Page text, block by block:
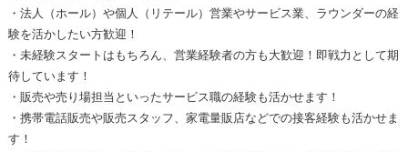
・法人（ホール）や個人（リテール）営業やサービス業、ラウンダーの経
験を活かしたい方歓迎！
・未経験スタートはもちろん、営業経験者の方も大歓迎！即戦力として期
待しています！
・販売や売り場担当といったサービス職の経験も活かせます！
・携帯電話販売や販売スタッフ、家電量販店などでの接客経験も活かせま
す！